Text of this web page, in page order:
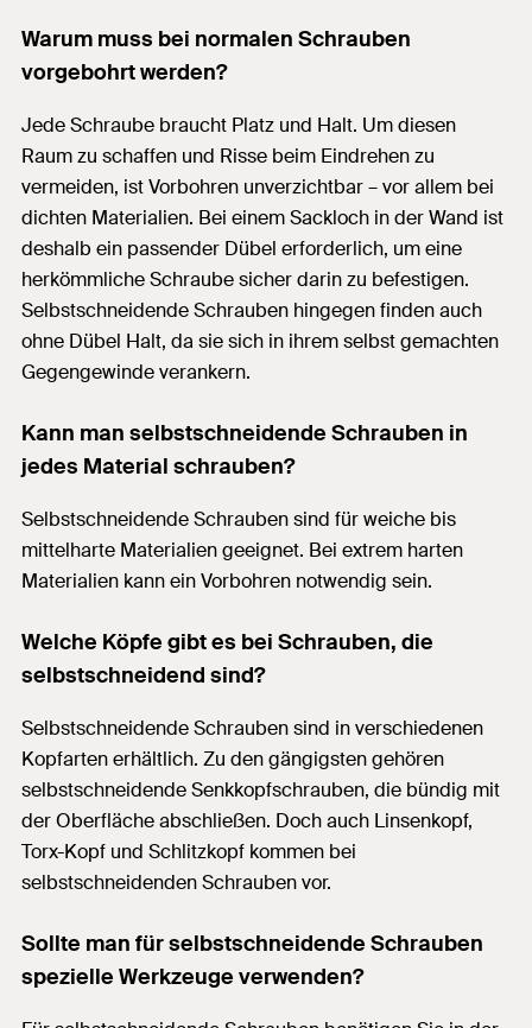
Warum muss bei normalen Schrauben
vorgebohrt werden?
Jede Schraube braucht Platz und Halt. Um diesen
Raum zu schaffen und Risse beim Eindrehen zu
vermeiden, ist Vorbohren unverzichtbar – vor allem bei
dichten Materialien. Bei einem Sackloch in der Wand ist
deshalb ein passender Dübel erforderlich, um eine
herkömmliche Schraube sicher darin zu befestigen.
Selbstschneidende Schrauben hingegen finden auch
ohne Dübel Halt, da sie sich in ihrem selbst gemachten
Gegengewinde verankern.
Kann man selbstschneidende Schrauben in
jedes Material schrauben?
Selbstschneidende Schrauben sind für weiche bis
mittelharte Materialien geeignet. Bei extrem harten
Materialien kann ein Vorbohren notwendig sein.
Welche Köpfe gibt es bei Schrauben, die
selbstschneidend sind?
Selbstschneidende Schrauben sind in verschiedenen
Kopfarten erhältlich. Zu den gängigsten gehören
selbstschneidende Senkkopfschrauben, die bündig mit
der Oberfläche abschließen. Doch auch Linsenkopf,
Torx-Kopf und Schlitzkopf kommen bei
selbstschneidenden Schrauben vor.
Sollte man für selbstschneidende Schrauben
spezielle Werkzeuge verwenden?